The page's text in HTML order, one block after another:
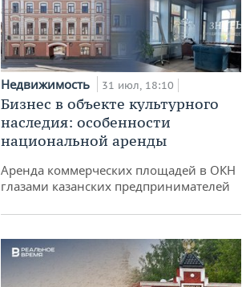
Недвижимость 31 июл, 18:10
Бизнес в объекте культурного
наследия: особенности
национальной аренды
Аренда коммерческих площадей в ОКН
глазами казанских предпринимателей